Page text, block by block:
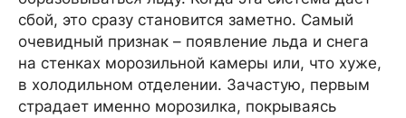
сбой, это сразу становится заметно. Самый
очевидный признак – появление льда и снега
на стенках морозильной камеры или, что хуже,
в холодильном отделении. Зачастую, первым
страдает именно морозилка, покрываясь